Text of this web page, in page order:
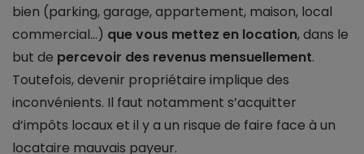
bien (parking, garage, appartement, maison, local
commercial...) que vous mettez en location, dans le
but de percevoir des revenus mensuellement.
Toutefois, devenir propriétaire implique des
inconvénients. Il faut notamment s’acquitter
d’impôts locaux et il y a un risque de faire face à un
locataire mauvais payeur.